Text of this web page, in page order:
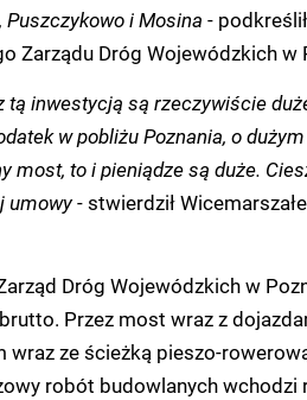
i Mosina -
Zarządu Dróg Wojewódzkich w
tą inwestycją są rzeczywiście
w pobliżu Poznania, o
most, to i pieniądze są duże.
umowy- stwierdził
Dróg Wojewódzkich w
Przez most wraz z
wraz ze ścieżką pieszo-
robót budowlanych wchodzi